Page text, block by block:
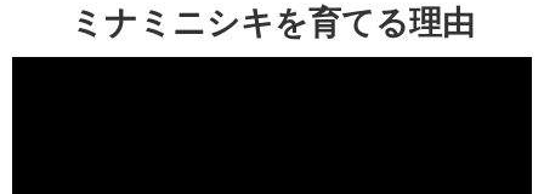
ミナミニシキを育てる理由